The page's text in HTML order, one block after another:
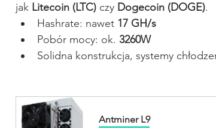
jak Litecoin (LTC) czy Dogecoin (DOGE).
Hashrate: nawet 17 GH/s
Pobór mocy: ok. 3260W
Solidna konstrukcja, systemy
Antminer L9